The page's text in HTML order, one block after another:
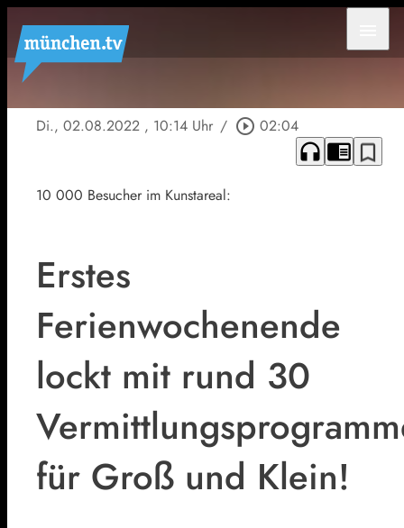
Di., 02.08.2022 , 10:14 Uhr / play_circle_outline 02:04
headphones chrome_reader_mode bookmark_border
10 000 Besucher im Kunstareal:
Erstes
Ferienwochenende
lockt mit rund 30
für Groß und Klein!